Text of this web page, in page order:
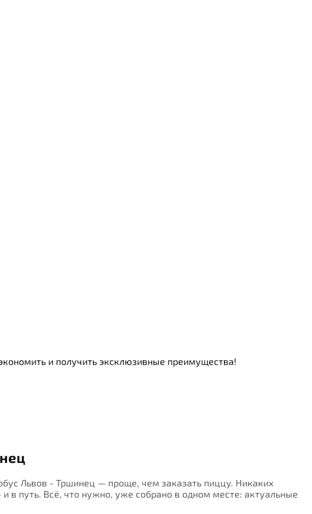
и получить эксклюзивные преимущества!
Львов - Тршинец — проще, чем заказать пиццу. Никаких
в путь. Всё, что нужно, уже собрано в одном месте: актуальные